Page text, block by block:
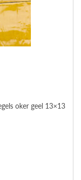
oker geel 13×13